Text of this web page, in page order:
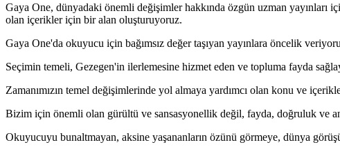
Gaya One, dünyadaki önemli değişimler hakkında özgün uzman yayınları
olan içerikler için bir alan oluşturuyoruz.
Gaya One'da okuyucu için bağımsız değer taşıyan yayınlara öncelik
Seçimin temeli, Gezegen'in ilerlemesine hizmet eden ve topluma fayda
Zamanımızın temel değişimlerinde yol almaya yardımcı olan konu ve
Bizim için önemli olan gürültü ve sansasyonellik değil, fayda, doğruluk ve
Okuyucuyu bunaltmayan, aksine yaşananların özünü görmeye, dünya